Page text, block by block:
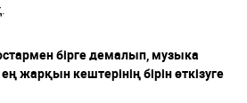
бірге демалып, музыка
жарқын кештерінің бірін өткізуге